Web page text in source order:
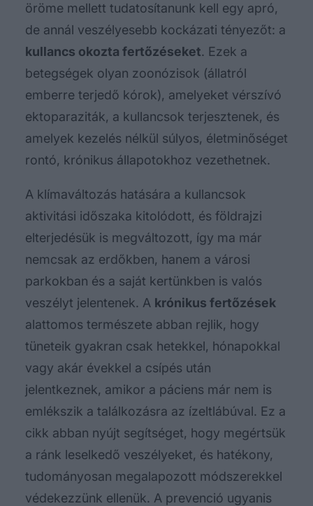
öröme mellett tudatosítanunk kell egy apró,
de annál veszélyesebb kockázati tényezőt: a
kullancs okozta fertőzéseket. Ezek a
betegségek olyan zoonózisok (állatról
emberre terjedő kórok), amelyeket vérszívó
ektoparaziták, a kullancsok terjesztenek, és
amelyek kezelés nélkül súlyos, életminőséget
rontó, krónikus állapotokhoz vezethetnek.
A klímaváltozás hatására a kullancsok
aktivitási időszaka kitolódott, és földrajzi
elterjedésük is megváltozott, így ma már
nemcsak az erdőkben, hanem a városi
parkokban és a saját kertünkben is valós
veszélyt jelentenek. A krónikus fertőzések
alattomos természete abban rejlik, hogy
tüneteik gyakran csak hetekkel, hónapokkal
vagy akár évekkel a csípés után
jelentkeznek, amikor a páciens már nem is
emlékszik a találkozásra az ízeltlábúval. Ez a
cikk abban nyújt segítséget, hogy megértsük
a ránk leselkedő veszélyeket, és hatékony,
tudományosan megalapozott módszerekkel
védekezzünk ellenük. A prevenció ugyanis